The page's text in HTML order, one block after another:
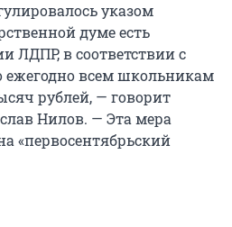
указом
думе есть
ЛДПР, в соответствии с
всем школьникам
рублей, — говорит
Нилов. — Эта мера
«первосентябрьский